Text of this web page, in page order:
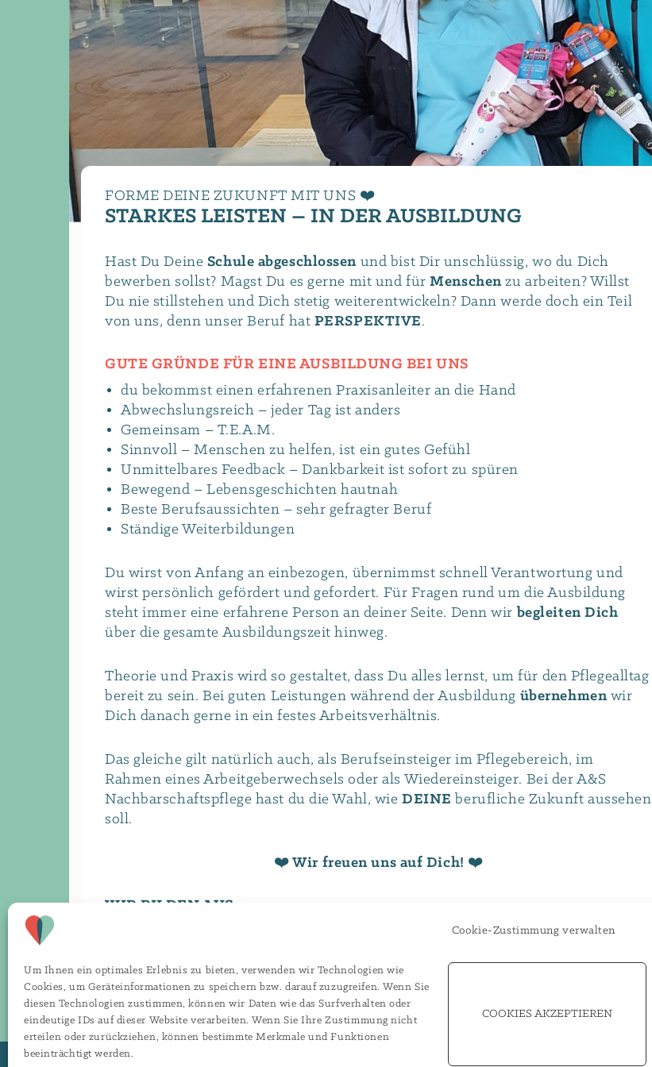
Cookie-Zustimmung verwalten
Um Ihnen ein optimales Erlebnis zu bieten, verwenden wir Technologien wie
Cookies, um Geräteinformationen zu speichern bzw. darauf zuzugreifen. Wenn Sie
diesen Technologien zustimmen, können wir Daten wie das Surfverhalten oder
eindeutige IDs auf dieser Website verarbeiten. Wenn Sie Ihre Zustimmung nicht
erteilen oder zurückziehen, können bestimmte Merkmale und Funktionen
beeinträchtigt werden.
COOKIES AKZEPTIEREN
FORME DEINE ZUKUNFT MIT UNS ❤️
STARKES LEISTEN – IN DER AUSBILDUNG
Hast Du Deine Schule abgeschlossen und bist Dir unschlüssig, wo du Dich
bewerben sollst? Magst Du es gerne mit und fürMenschen zu arbeiten? Willst
Du nie stillstehen und Dich stetig weiterentwickeln? Dann werde doch ein Teil
von uns, denn unser Beruf hat PERSPEKTIVE.
GUTE GRÜNDE FÜR EINE AUSBILDUNG BEI UNS
du bekommst einen erfahrenen Praxisanleiter an die Hand
Abwechslungsreich – jeder Tag ist anders
Gemeinsam – T.E.A.M.
Sinnvoll – Menschen zu helfen, ist ein gutes Gefühl
Unmittelbares Feedback – Dankbarkeit ist sofort zu spüren
Bewegend – Lebensgeschichten hautnah
Beste Berufsaussichten – sehr gefragter Beruf
Ständige Weiterbildungen
Du wirst von Anfang an einbezogen, übernimmst schnell Verantwortung und
wirst persönlich gefördert und gefordert. Für Fragen rund um die Ausbildung
steht immer eine erfahrene Person an deiner Seite. Denn wir begleiten Dich
über die gesamte Ausbildungszeit hinweg.
Theorie und Praxis wird so gestaltet, dass Du alles lernst, um für den Pflegealltag
bereit zu sein. Bei guten Leistungen während der Ausbildung übernehmen wir
Dich danach gerne in ein festes Arbeitsverhältnis.
Das gleiche gilt natürlich auch, als Berufseinsteiger im Pflegebereich, im
Rahmen eines Arbeitgeberwechsels oder als Wiedereinsteiger. Bei der A&S
Nachbarschaftspflege hast du die Wahl, wieDEINE berufliche Zukunft aussehen
soll.
❤️ Wir freuen uns auf Dich! ❤️
WIR BILDEN AUS
nach der generalistischen Pflegeausbildung (m/d/w)
Selbstverständlich sind auchPraktikasowie
Dich einfach unter den rechts stehenden Kontaktdaten.